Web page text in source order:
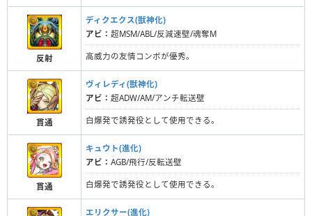
反射
ディクエクス(獣神化)
アビ： 超MSM/ABL/反減速壁/魂奪M
高威力の友情コンボが優秀。
貫通
ヴィレディ(獣神化)
アビ： 超ADW/AM/アンチ転送壁
白爆発で誘発役として使用できる。
貫通
キュウト(進化)
アビ： AGB/飛行/反転送壁
白爆発で誘発役として使用できる。
エリクサー(進化)